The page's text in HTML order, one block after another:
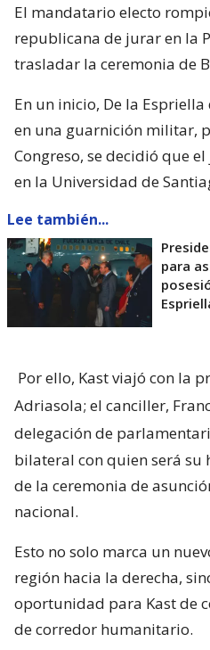
El mandatario electo
republicana de jurar en la
trasladar la ceremonia de
En un inicio, De la
en una guarnición militar,
Congreso, se decidió que
en la Universidad de
Lee también...
para
Por ello, Kast viajó con la
Adriasola; el canciller,
delegación de
bilateral con quien será
de la ceremonia de
nacional.
Esto no solo marca un
región hacia la derecha,
oportunidad para Kast de
de corredor humanitario.